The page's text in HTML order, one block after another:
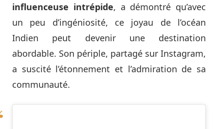
influenceuse intrépide, a démontré qu’avec
un peu d’ingéniosité, ce joyau de l’océan
Indien peut devenir une destination
abordable. Son périple, partagé sur Instagram,
a suscité l’étonnement et l’admiration de sa
communauté.